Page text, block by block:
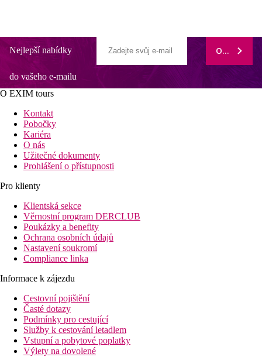
Nejlepší nabídky
do vašeho e-mailu
ODEBÍRAT
O EXIM tours
Kontakt
Pobočky
Kariéra
O nás
Užitečné dokumenty
Prohlášení o přístupnosti
Pro klienty
Klientská sekce
Věrnostní program DERCLUB
Poukázky a benefity
Ochrana osobních údajů
Nastavení soukromí
Compliance linka
Informace k zájezdu
Cestovní pojištění
Časté dotazy
Podmínky pro cestující
Služby k cestování letadlem
Vstupní a pobytové poplatky
Výlety na dovolené